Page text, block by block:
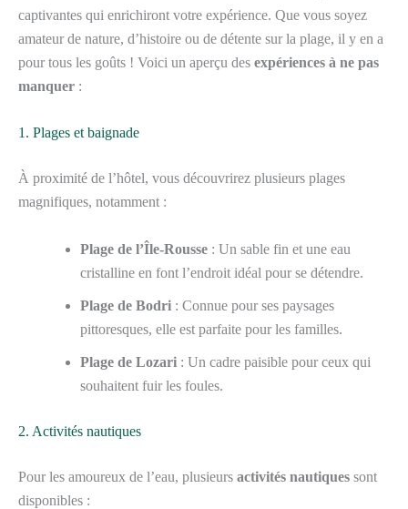
captivantes qui enrichiront votre expérience. Que vous soyez
amateur de nature, d’histoire ou de détente sur la plage, il y en a
pour tous les goûts ! Voici un aperçu des expériences à ne pas
manquer :
1. Plages et baignade
À proximité de l’hôtel, vous découvrirez plusieurs plages
magnifiques, notamment :
Plage de l’Île-Rousse : Un sable fin et une eau
cristalline en font l’endroit idéal pour se détendre.
Plage de Bodri : Connue pour ses paysages
pittoresques, elle est parfaite pour les familles.
Plage de Lozari : Un cadre paisible pour ceux qui
souhaitent fuir les foules.
2. Activités nautiques
Pour les amoureux de l’eau, plusieurs activités nautiques sont
disponibles :